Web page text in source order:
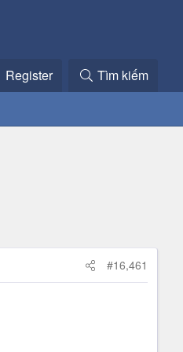
Register Tìm kiếm
#16,461